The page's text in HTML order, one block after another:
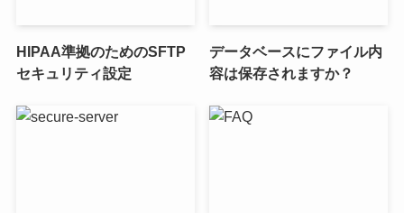
HIPAA準拠のためのSFTP
セキュリティ設定
データベースにファイル内
容は保存されますか？